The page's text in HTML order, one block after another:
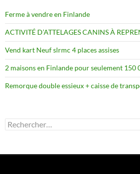
Ferme à vendre en Finlande
ACTIVITÉ D’ATTELAGES CANINS À
Vend kart Neuf slrmc 4 places assises
2 maisons en Finlande pour seulement 150
Remorque double essieux + caisse de
Rechercher :